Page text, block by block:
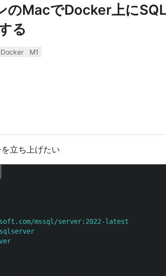
のMacでDocker上に
る
Docker
M1
立ち上げたい
mssql/server:2022-latest
sqlserver